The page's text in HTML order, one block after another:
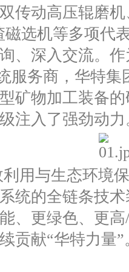
传动高压辊磨
磁选机等多项代
、深入交流。
服务商，华特
矿物加工装备
注入了强劲动力
用与生态环境
统的全链条技
、更绿色、更
贡献“华特力量”